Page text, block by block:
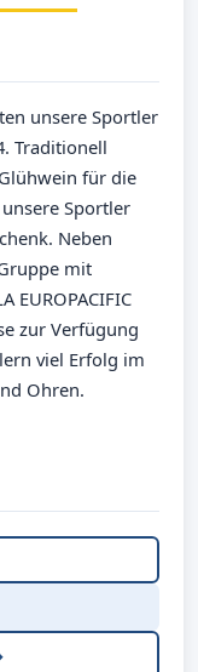
unsere Sportler
Traditionell
für die
Sportler
Neben
mit
EUROPACIFIC
zur Verfügung
viel Erfolg im
Ohren.